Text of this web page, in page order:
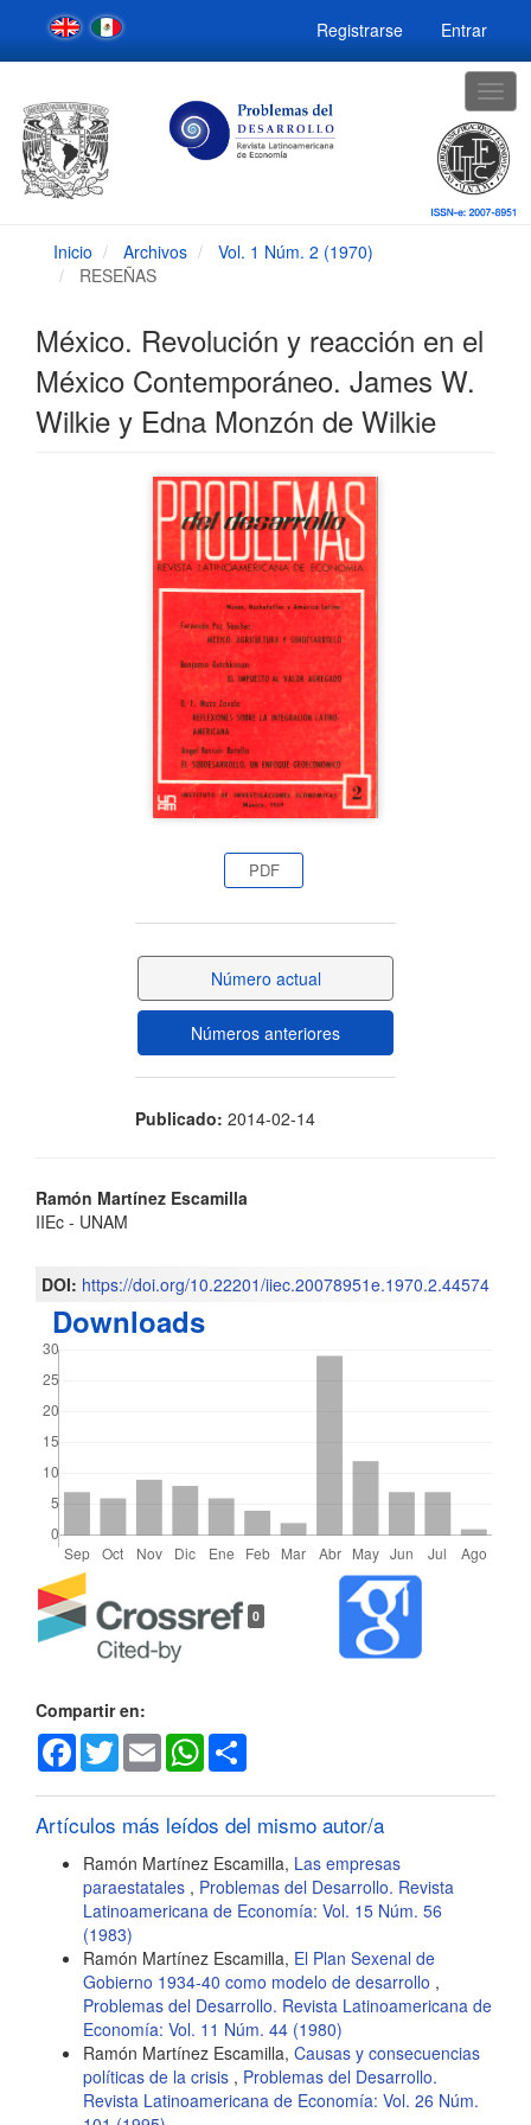
Navegación
principal
Contenido
Barra
lateral
Registrarse Entrar
Inicio Archivos
Vol. 1 Núm. 2 (1970)
RESEÑAS
México. Revolución y reacción en el
México Contemporáneo. James W.
Wilkie y Edna Monzón de Wilkie
PDF
Número actual
Números anteriores
Publicado: 2014-02-14
Contenido
del
artículo
Ramón Martínez Escamilla
IIEc - UNAM
DOI: https://doi.org/10.22201/iiec.20078951e.1970.2.44574
Downloads
Detalles
del
artículo
0
Compartir en:
Facebook
TwitterEmail WhatsApp
Artículos más leídos del mismo autor/a
Ramón Martínez Escamilla, Las empresas
paraestatales , Problemas del Desarrollo. Revista
Latinoamericana de Economía: Vol. 15 Núm. 56
(1983)
Ramón Martínez Escamilla, El Plan Sexenal de
Gobierno 1934-40 como modelo de desarrollo ,
Problemas del Desarrollo. Revista Latinoamericana de
Economía: Vol. 11 Núm. 44 (1980)
Ramón Martínez Escamilla, Causas y consecuencias
políticas de la crisis , Problemas del Desarrollo.
Revista Latinoamericana de Economía: Vol. 26 Núm.